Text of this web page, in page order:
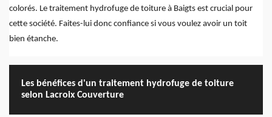
colorés. Le traitement hydrofuge de toiture à Baigts est crucial pour
cette société. Faites-lui donc confiance si vous voulez avoir un toit
bien étanche.
Les bénéfices d'un traitement hydrofuge de toiture
selon Lacroix Couverture